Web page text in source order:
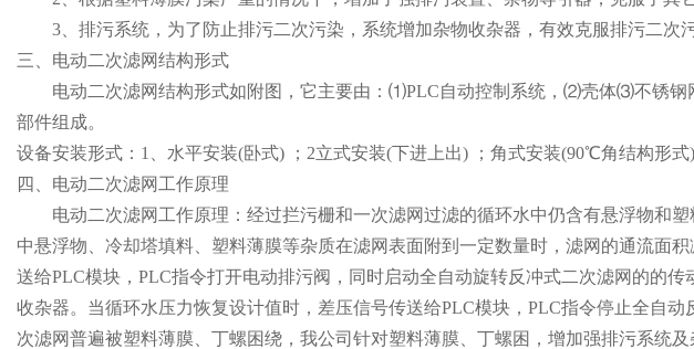
3、排污系统，为了防止排污二次污染，系统增加杂物收杂器，有效克服排污二次污
三、电动二次滤网结构形式
电动二次滤网结构形式如附图，它主要由：⑴PLC自动控制系统，⑵壳体⑶不锈
部件组成。
设备安装形式：1、水平安装(卧式) ；2立式安装(下进上出) ；角式安装(90℃角结构形式)
四、电动二次滤网工作原理
电动二次滤网 工作原理：经过拦污栅和一次滤网过滤的循环水中仍含有悬浮物和
中悬浮物、冷却塔填料、塑料薄膜等杂质在滤网表面附到一定数量时，滤网的通流面
送给PLC模块，PLC指令打开电动排污阀，同时启动全自动旋转反冲式二次滤网的的
收杂器。当循环水压力恢复设计值时，差压信号传送给PLC模块，PLC指令停止全自
次滤网普遍被塑料薄膜、丁螺困绕，我公司针对塑料薄膜、丁螺困，增加强排污系统